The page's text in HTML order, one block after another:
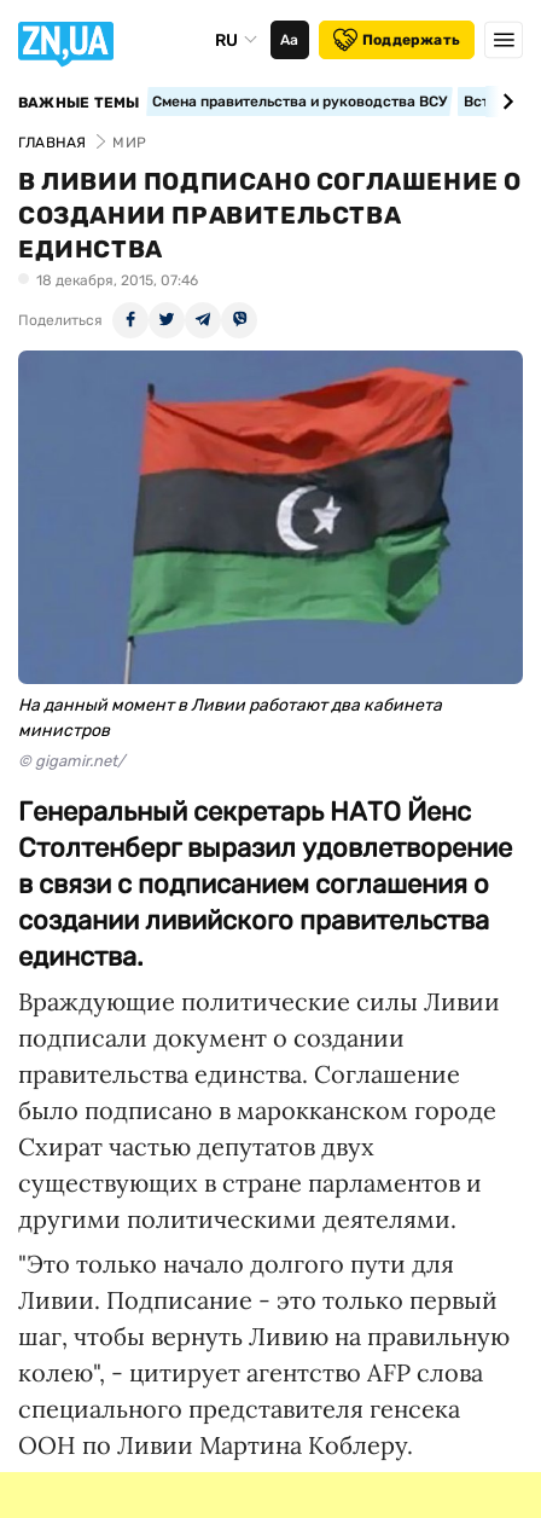
RU Аа Поддержать
ВАЖНЫЕ ТЕМЫ Смена правительства и руководства ВСУ
ГЛАВНАЯ МИР
В ЛИВИИ ПОДПИСАНО СОГЛАШЕНИЕ О
СОЗДАНИИ ПРАВИТЕЛЬСТВА
ЕДИНСТВА
18 декабря, 2015, 07:46
Поделиться
На данный момент в Ливии работают два кабинета
министров
© gigamir.net/
Генеральный секретарь НАТО Йенс
Столтенберг выразил удовлетворение
в связи с подписанием соглашения о
создании ливийского правительства
единства.
Враждующие политические силы Ливии
подписали документ о создании
правительства единства. Соглашение
было подписано в марокканском городе
Схират частью депутатов двух
существующих в стране парламентов и
другими политическими деятелями.
"Это только начало долгого пути для
Ливии. Подписание - это только первый
шаг, чтобы вернуть Ливию на правильную
колею", - цитирует агентство AFP слова
специального представителя генсека
ООН по Ливии Мартина Коблеру.